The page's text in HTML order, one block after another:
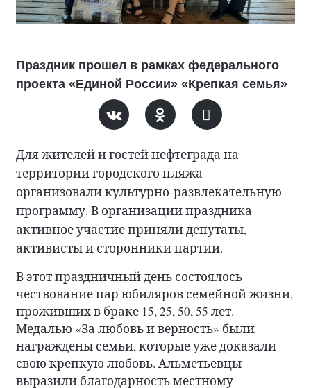
Праздник прошел в рамках федерального
проекта «Единой России» «Крепкая семья»
Для жителей и гостей нефтеграда на
территории городского пляжа
организовали культурно-развлекательную
программу. В организации праздника
активное участие приняли депутаты,
активисты и сторонники партии.
В этот праздничный день состоялось
чествование пар юбиляров семейной жизни,
проживших в браке 15, 25, 50, 55 лет.
Медалью «За любовь и верность» были
награждены семьи, которые уже доказали
свою крепкую любовь. Альметьевцы
выразили благодарность местному